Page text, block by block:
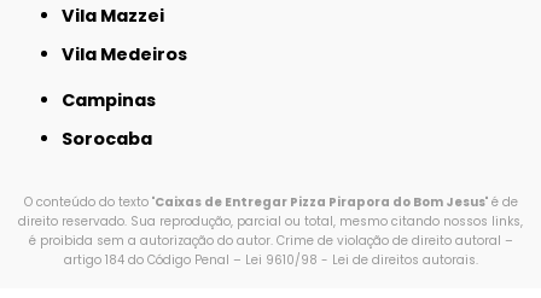
Vila Mazzei
Vila Medeiros
Campinas
Sorocaba
O conteúdo do texto "Caixas de Entregar Pizza Pirapora do Bom Jesus" é de
direito reservado. Sua reprodução, parcial ou total, mesmo citando nossos links,
é proibida sem a autorização do autor. Crime de violação de direito autoral –
artigo 184 do Código Penal – Lei 9610/98 - Lei de direitos autorais.